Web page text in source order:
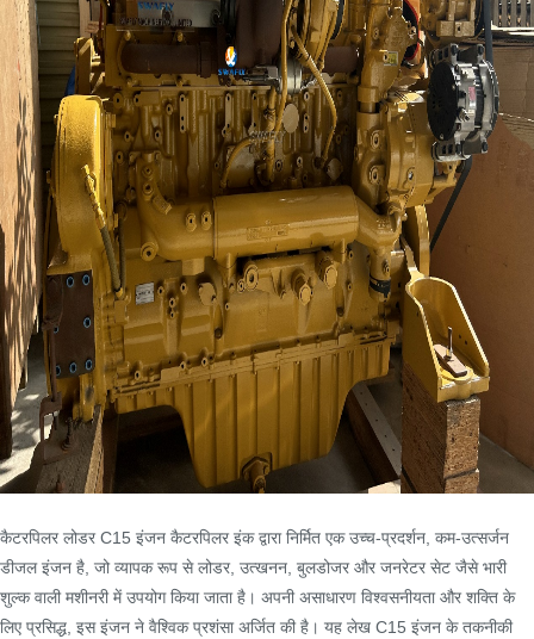
कैटरपिलर लोडर C15 इंजन कैटरपिलर इंक द्वारा निर्मित एक उच्च-प्रदर्शन, कम-उत्सर्जन
डीजल इंजन है, जो व्यापक रूप से लोडर, उत्खनन, बुलडोजर और जनरेटर सेट जैसे भारी
शुल्क वाली मशीनरी में उपयोग किया जाता है। अपनी असाधारण विश्वसनीयता और शक्ति के
लिए प्रसिद्ध, इस इंजन ने वैश्विक प्रशंसा अर्जित की है। यह लेख C15 इंजन के तकनीकी